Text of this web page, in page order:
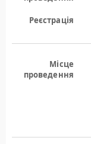
Реєстрація
Місце
проведення